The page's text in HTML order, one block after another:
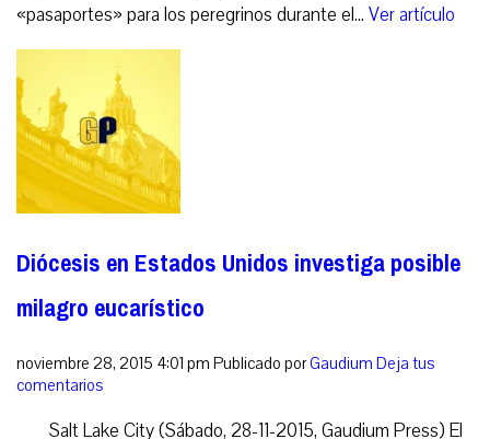
«pasaportes» para los peregrinos durante el... Ver artículo
Diócesis en Estados Unidos investiga posible
milagro eucarístico
noviembre 28, 2015 4:01 pm Publicado porGaudium Deja tus
comentarios
Salt Lake City (Sábado, 28-11-2015, Gaudium Press) El